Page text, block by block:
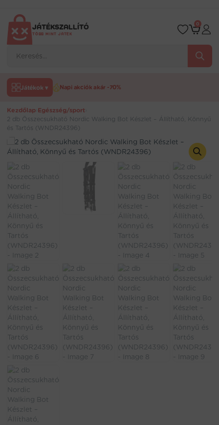
tartalomraJÁTÉKSZALLÍTÓ
TÖBB MINT JÁTÉK
search
0
Játékok ▾ Napi akciók akár -70%
Kezdőlap Egészség/sport
2 db Összecsukható Nordic Walking Bot Készlet – Állítható, Könnyű
és Tartós (WNDR24396)